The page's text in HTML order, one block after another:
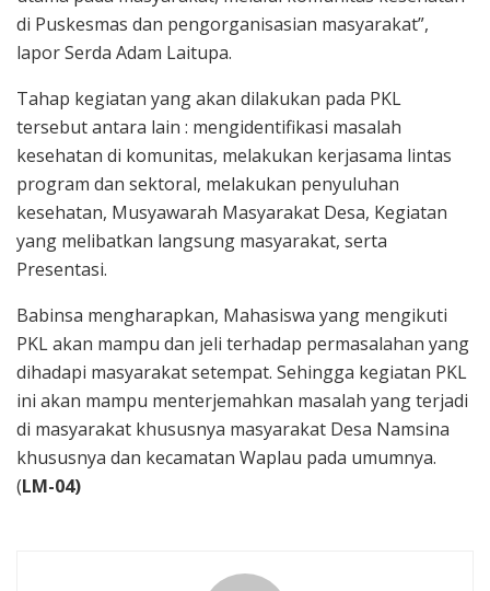
di Puskesmas dan pengorganisasian masyarakat”,
lapor Serda Adam Laitupa.
Tahap kegiatan yang akan dilakukan pada PKL
tersebut antara lain : mengidentifikasi masalah
kesehatan di komunitas, melakukan kerjasama lintas
program dan sektoral, melakukan penyuluhan
kesehatan, Musyawarah Masyarakat Desa, Kegiatan
yang melibatkan langsung masyarakat, serta
Presentasi.
Babinsa mengharapkan, Mahasiswa yang mengikuti
PKL akan mampu dan jeli terhadap permasalahan yang
dihadapi masyarakat setempat. Sehingga kegiatan PKL
ini akan mampu menterjemahkan masalah yang terjadi
di masyarakat khususnya masyarakat Desa Namsina
khususnya dan kecamatan Waplau pada umumnya.
(LM-04)